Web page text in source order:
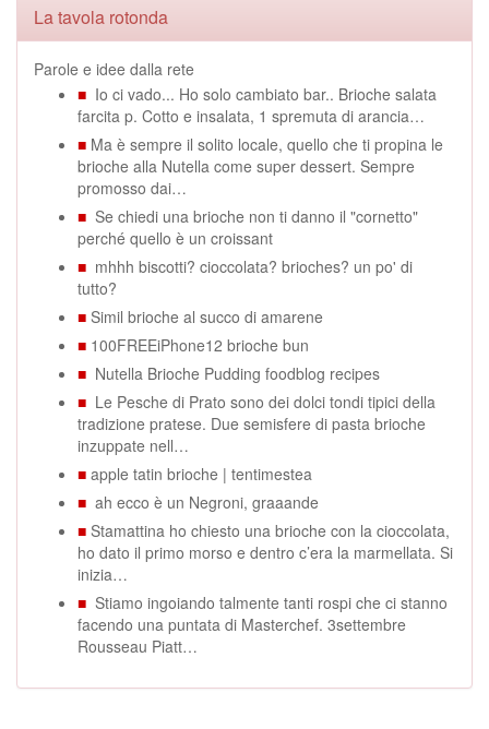
La tavola rotonda
Parole e idee dalla rete
■ Io ci vado... Ho solo cambiato bar.. Brioche salata
farcita p. Cotto e insalata, 1 spremuta di arancia…
■ Ma è sempre il solito locale, quello che ti propina le
brioche alla Nutella come super dessert. Sempre
promosso dai…
■ Se chiedi una brioche non ti danno il "cornetto"
perché quello è un croissant
■ mhhh biscotti? cioccolata? brioches? un po' di
tutto?
■ Simil brioche al succo di amarene
■ 100FREEiPhone12 brioche bun
■ Nutella Brioche Pudding foodblog recipes
■ Le Pesche di Prato sono dei dolci tondi tipici della
tradizione pratese. Due semisfere di pasta brioche
inzuppate nell…
■ apple tatin brioche | tentimestea
■ ah ecco è un Negroni, graaande
■ Stamattina ho chiesto una brioche con la cioccolata,
ho dato il primo morso e dentro c’era la marmellata. Si
inizia…
■ Stiamo ingoiando talmente tanti rospi che ci stanno
facendo una puntata di Masterchef. 3settembre
Rousseau Piatt…